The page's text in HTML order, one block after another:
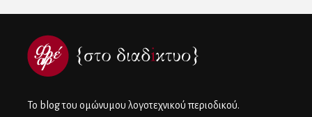
To blog του ομώνυμου λογοτεχνικού περιοδικού.